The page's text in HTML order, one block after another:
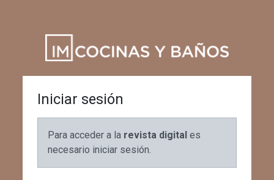
Iniciar sesión
Para acceder a la revista digital es
necesario iniciar sesión.